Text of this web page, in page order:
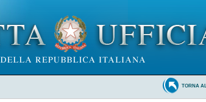
TORNA